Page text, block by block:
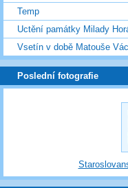
Temp
Uctění památky Milady
Vsetín v době Matouše
Poslední fotografie